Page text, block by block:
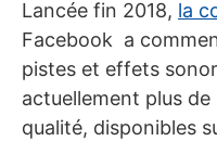
Lancée fin 2018, la
Facebook a
pistes et effets
actuellement plus
qualité, disponibles